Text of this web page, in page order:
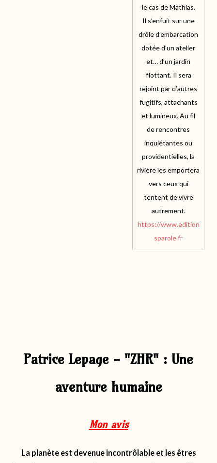
le cas de Mathias.
Il s’enfuit sur une
drôle d’embarcation
dotée d’un atelier
et… d’un jardin
flottant. Il sera
rejoint par d’autres
fugitifs, attachants
et lumineux. Au fil
de rencontres
inquiétantes ou
providentielles, la
rivière les emportera
vers ceux qui
tentent de vivre
autrement.
https://www.edition
sparole.fr
Patrice Lepage - "ZHR" : Une
aventure humaine
Mon avis
La planète est devenue incontrôlable et les êtres